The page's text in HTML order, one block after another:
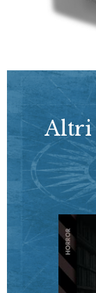
Altri